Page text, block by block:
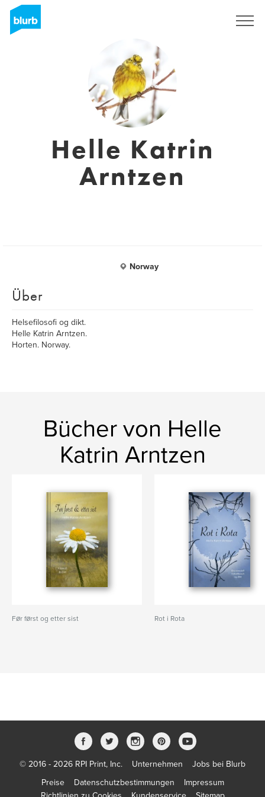
Helle Katrin
Arntzen
Norway
Über
Helsefilosofi og dikt.
Helle Katrin Arntzen.
Horten. Norway.
Bücher von Helle
Katrin Arntzen
Før først og etter sist Rot i Rota
© 2016 - 2026 RPI Print, Inc. Unternehmen
Jobs bei Blurb
Preise
Datenschutzbestimmungen
Impressum